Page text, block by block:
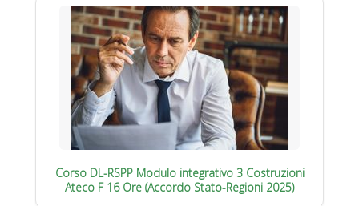
Corso DL-RSPP Modulo integrativo 3 Costruzioni
Ateco F 16 Ore (Accordo Stato-Regioni 2025)